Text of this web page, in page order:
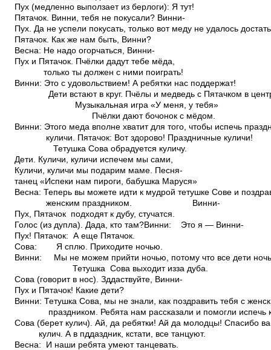
Пух (медленно выползает из берлоги): Я тут!
Пятачок. Винни, тебя не покусали? Винни­
Пух. Да не успели покусать, только вот меду не удалось
Пятачок. Как же нам быть, Винни?
Весна: Не надо огорчаться, Винни­
Пух и Пятачок. Пчёлки дадут тебе мёда,
только ты должен с ними поиграть!
Винни: Это с удовольствием! А ребятки нас поддержат!
Дети встают в круг. Пчёлы и медведь с Пятачком в
Музыкальная игра «У меня, у тебя»
Пчёлки дают бочонок с мёдом.
Винни: Этого меда вполне хватит для того, чтобы испечь
куличи. Пятачок: Вот здорово! Праздничные куличи!
Тетушка Сова обрадуется куличу.
Дети. Куличи, куличи испечем мы сами,
Куличи, куличи мы подарим маме. Песня­
танец «Испеки нам пироги, бабушка Маруся»
Весна: Теперь вы можете идти к мудрой тетушке Сове и
женским праздником. Винни­
Пух, Пятачок подходят к дубу, стучатся.
Голос (из дупла). Да­да, кто там?Винни: Это я — Винни­
Пух! Пятачок: А еще Пятачок.
Сова: Я сплю. Приходите ночью.
Винни: Мы не можем прийти ночью, потому что все дети
Тетушка Сова выходит из­за дуба.
Сова (говорит в нос). Зддаствуйте, Винни­
Пух и Пятачок! Какие дети?
Винни: Тетушка Сова, мы не знали, как поздравить тебя с
праздником. Ребята нам рассказали и помогли испечь
Сова (берет кулич). Ай, да ребятки! Ай да молодцы! Спасибо
кулич. А в пддаздник, кстати, все танцуют.
Весна: И наши ребята умеют танцевать.